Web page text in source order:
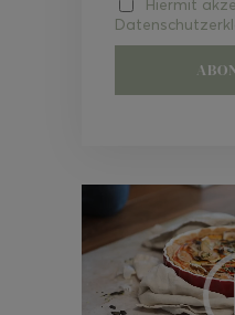
Hiermit
Video-